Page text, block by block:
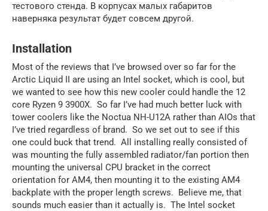
тестового стенда. В корпусах малых габаритов
наверняка результат будет совсем другой.
Installation
Most of the reviews that I’ve browsed over so far for the
Arctic Liquid II are using an Intel socket, which is cool, but
we wanted to see how this new cooler could handle the 12
core Ryzen 9 3900X. So far I’ve had much better luck with
tower coolers like the Noctua NH-U12A rather than AIOs that
I’ve tried regardless of brand. So we set out to see if this
one could buck that trend. All installing really consisted of
was mounting the fully assembled radiator/fan portion then
mounting the universal CPU bracket in the correct
orientation for AM4, then mounting it to the existing AM4
backplate with the proper length screws. Believe me, that
sounds much easier than it actually is. The Intel socket